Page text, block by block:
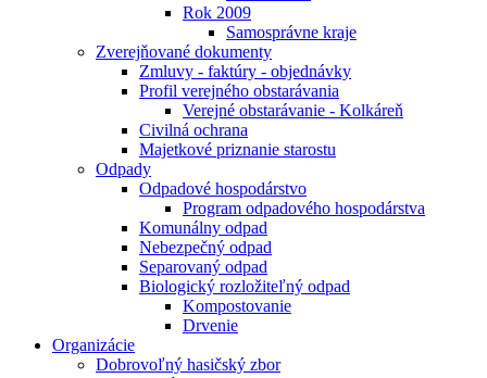
Rok 2009
Samosprávne kraje
Zverejňované dokumenty
Zmluvy - faktúry - objednávky
Profil verejného obstarávania
Verejné obstarávanie - Kolkáreň
Civilná ochrana
Majetkové priznanie starostu
Odpady
Odpadové hospodárstvo
Program odpadového hospodárstva
Komunálny odpad
Nebezpečný odpad
Separovaný odpad
Biologický rozložiteľný odpad
Kompostovanie
Drvenie
Organizácie
Dobrovoľný hasičský zbor